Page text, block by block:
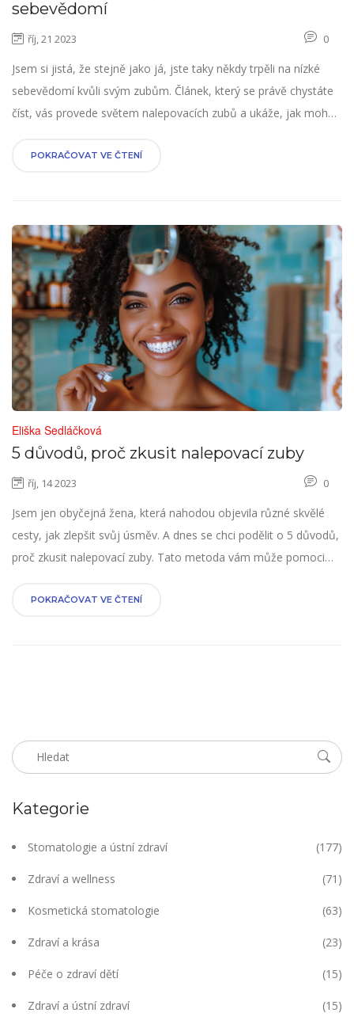
sebevědomí
říj, 21 2023 0
Jsem si jistá, že stejně jako já, jste taky někdy trpěli na nízké
sebevědomí kvůli svým zubům. Článek, který se právě chystáte
číst, vás provede světem nalepovacích zubů a ukáže, jak mohou
zuby udělaly pro můj úsměv zázraky a já se nemohu dočkat, až
POKRAČOVAT VE ČTENÍ
Eliška Sedláčková
5 důvodů, proč zkusit nalepovací zuby
říj, 14 2023 0
Jsem jen obyčejná žena, která nahodou objevila různé skvělé
cesty, jak zlepšit svůj úsměv. A dnes se chci podělit o 5 důvodů,
proč zkusit nalepovací zuby. Tato metoda vám může pomoci
může zvýšit vaše sebevědomí. Nalepovací zuby jsou přístupné,
POKRAČOVAT VE ČTENÍ
Kategorie
Stomatologie a ústní zdraví (177)
Zdraví a wellness (71)
Kosmetická stomatologie (63)
Zdraví a krása (23)
Péče o zdraví dětí (15)
Zdraví a ústní zdraví (15)